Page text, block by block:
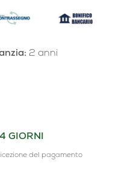
2 anni
GIORNI
del pagamento